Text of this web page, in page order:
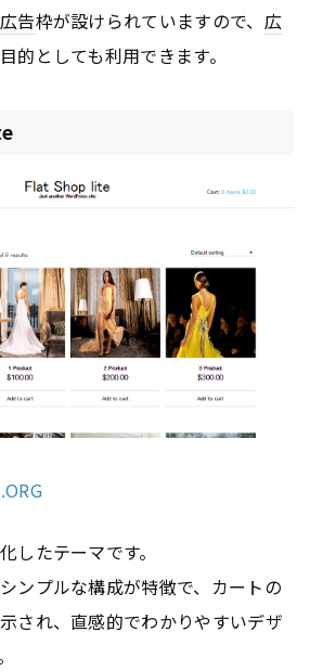
広告枠が設けられていますので、 広
的としても利用できます。
したテーマです。
ンプルな構成が特徴で、カートの
され、直感的でわかりやすいデザ